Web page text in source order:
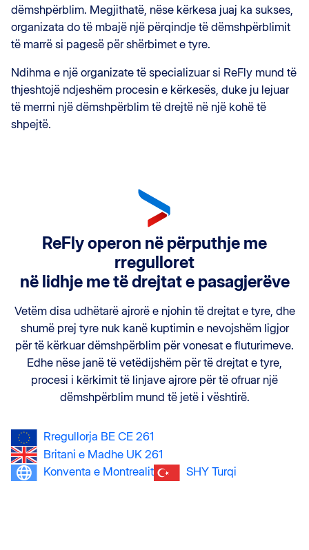
dëmshpërblim. Megjithatë, nëse kërkesa juaj ka sukses,
organizata do të mbajë një përqindje të dëmshpërblimit
të marrë si pagesë për shërbimet e tyre.
Ndihma e një organizate të specializuar si ReFly mund të
thjeshtojë ndjeshëm procesin e kërkesës, duke ju lejuar
të merrni një dëmshpërblim të drejtë në një kohë të
shpejtë.
ReFly operon në përputhje me
rregulloret
në lidhje me të drejtat e pasagjerëve
Vetëm disa udhëtarë ajrorë e njohin të drejtat e tyre, dhe
shumë prej tyre nuk kanë kuptimin e nevojshëm ligjor
për të kërkuar dëmshpërblim për vonesat e fluturimeve.
Edhe nëse janë të vetëdijshëm për të drejtat e tyre,
procesi i kërkimit të linjave ajrore për të ofruar një
dëmshpërblim mund të jetë i vështirë.
Rregullorja BE CE 261
Britani e Madhe UK 261
Konventa e Montrealit
SHY Turqi